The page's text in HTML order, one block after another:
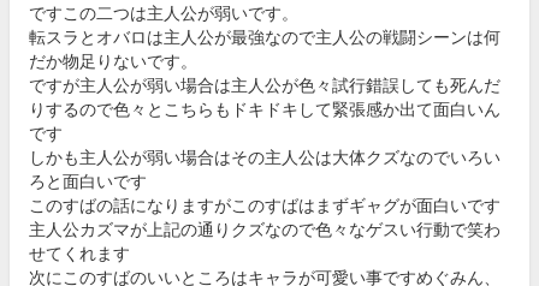
ですこの二つは主人公が弱いです。
転スラとオバロは主人公が最強なので主人公の戦闘シーンは何
だか物足りないです。
ですが主人公が弱い場合は主人公が色々試行錯誤しても死んだ
りするので色々とこちらもドキドキして緊張感か出て面白いん
です
しかも主人公が弱い場合はその主人公は大体クズなのでいろい
ろと面白いです
このすばの話になりますがこのすばはまずギャグが面白いです
主人公カズマが上記の通りクズなので色々なゲスい行動で笑わ
せてくれます
次にこのすばのいいところはキャラが可愛い事ですめぐみん、